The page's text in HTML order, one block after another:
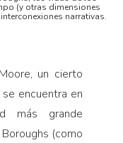
(y otras dimensiones
narrativas.
un cierto
encuentra en
más grande
(como